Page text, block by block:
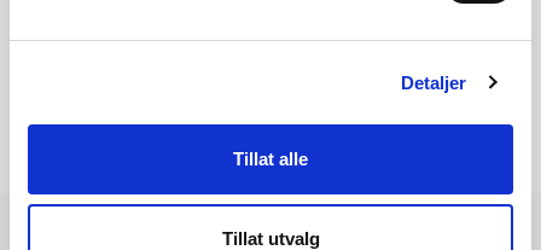
Detaljer
Tillat alle
Tillat utvalg